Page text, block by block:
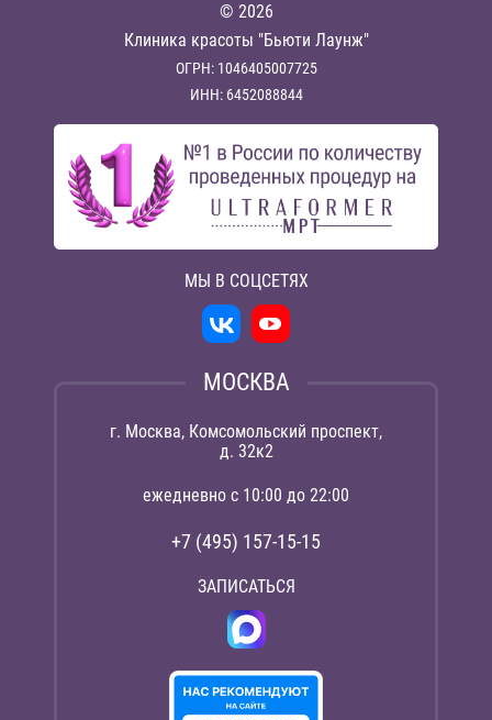
© 2026
Клиника красоты "Бьюти Лаунж"
ОГРН: 1046405007725
ИНН: 6452088844
МЫ В СОЦСЕТЯХ
МОСКВА
г. Москва, Комсомольский проспект,
д. 32к2
ежедневно с 10:00 до 22:00
+7 (495) 157-15-15
ЗАПИСАТЬСЯ